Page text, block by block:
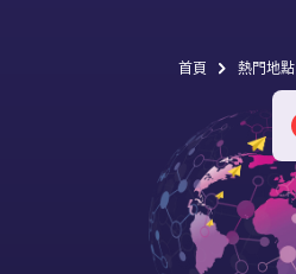
首頁 熱門地點